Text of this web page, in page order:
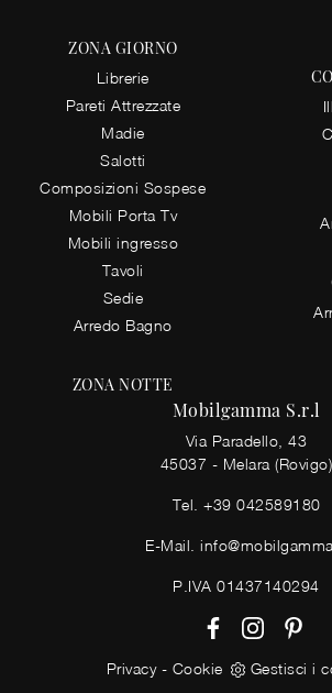
ZONA GIORNO
Librerie
Pareti Attrezzate
Madie
Salotti
Composizioni Sospese
Mobili Porta Tv
Mobili ingresso
Tavoli
Sedie
Arredo Bagno
ZONA NOTTE
Mobilgamma S.r.l
Via Paradello, 43
45037 - Melara (Rovigo)
Tel. +39 042589180
E-Mail.
P.IVA 01437140294
Privacy- Cookie Gestisci i